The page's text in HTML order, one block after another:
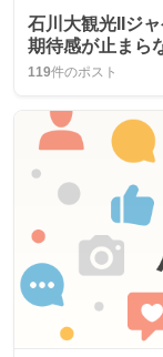
石川大観光IIジ
期待感が止まら
119件のポスト